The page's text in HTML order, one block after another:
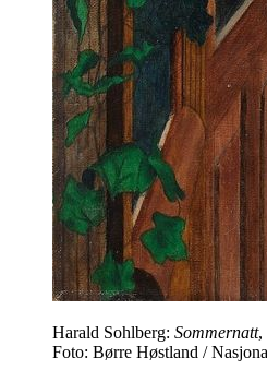
Harald Sohlberg: Sommernatt,
Foto: Børre Høstland /